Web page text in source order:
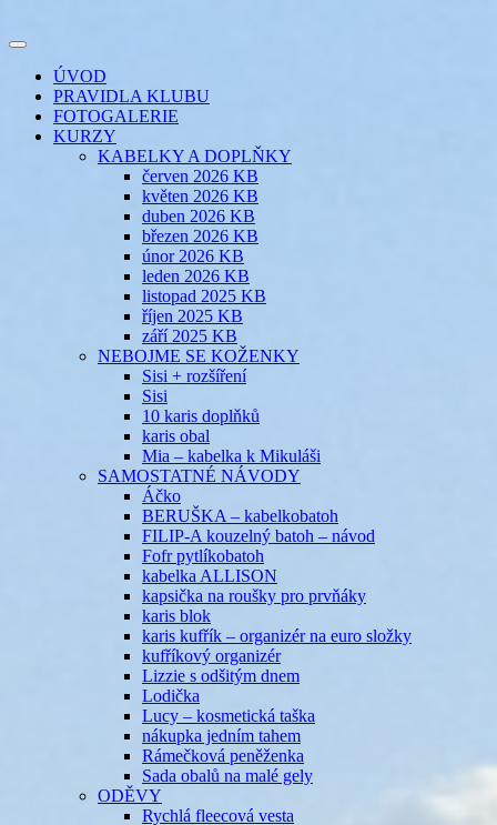
k
webuEVIKLUB
šicí klub
Toggle
navigation
ÚVOD
PRAVIDLA KLUBU
FOTOGALERIE
KURZY
KABELKY A DOPLŇKY
červen 2026 KB
květen 2026 KB
duben 2026 KB
březen 2026 KB
únor 2026 KB
leden 2026 KB
listopad 2025 KB
říjen 2025 KB
září 2025 KB
NEBOJME SE KOŽENKY
Sisi + rozšíření
Sisi
10 karis doplňků
karis obal
Mia – kabelka k Mikuláši
SAMOSTATNÉ NÁVODY
Áčko
BERUŠKA – kabelkobatoh
FILIP-A kouzelný batoh – návod
Fofr pytlíkobatoh
kabelka ALLISON
kapsička na roušky pro prvňáky
karis blok
karis kufřík – organizér na euro složky
kufříkový organizér
Lizzie s odšitým dnem
Lodička
Lucy – kosmetická taška
nákupka jedním tahem
Rámečková peněženka
Sada obalů na malé gely
ODĚVY
Rychlá fleecová vesta